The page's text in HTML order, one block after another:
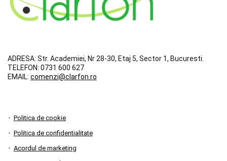
ADRESA: Str. Academiei, Nr 28-30, Etaj 5, Sector 1, Bucuresti.
TELEFON: 0731 600 627
EMAIL: comenzi@clarfon.ro
Politica de cookie
Politica de confidentialitate
Acordul de marketing